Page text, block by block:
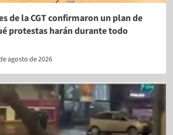
de la CGT confirmaron un plan de
protestas harán durante todo
agosto de 2026